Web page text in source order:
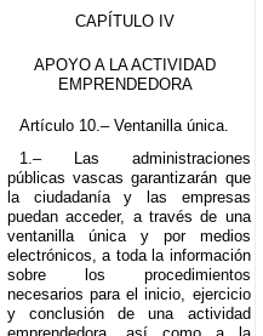
CAPÍTULO IV
APOYO A LA ACTIVIDAD
EMPRENDEDORA
Artículo 10.– Ventanilla única.
1.– Las administraciones
públicas vascas garantizarán que
la ciudadanía y las empresas
puedan acceder, a través de una
ventanilla única y por medios
electrónicos, a toda la información
sobre los procedimientos
necesarios para el inicio, ejercicio
y conclusión de una actividad